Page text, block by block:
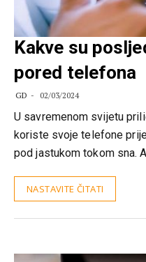
Kakve su
pored telefona
GD 02/03/2024
U savremenom svijetu
koriste svoje telefone
pod jastukom tokom sna.
NASTAVITE ČITATI